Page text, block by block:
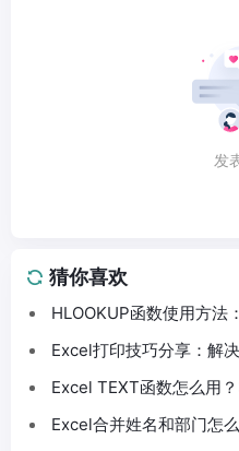
发
猜你喜欢
HLOOKUP函数使用方法
Excel打印技巧分享：解
Excel TEXT函数怎么用
Excel合并姓名和部门怎